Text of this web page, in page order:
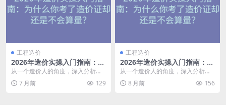
工程造价
2026年造价实操入门指南：为
什么你考了造价证却还是不会
从一个造价人的角度，深入分析造
价实操的核心技能、软件学习路径
和职业发展规划，帮你...
7 月前 129
工程造价
2026年造价实操入门指南：为
什么你考了造价证却还是不会
从一个造价人的角度，深入分析造
价实操的核心技能、软件学习路径
和职业发展规划，帮你...
8 月前 156